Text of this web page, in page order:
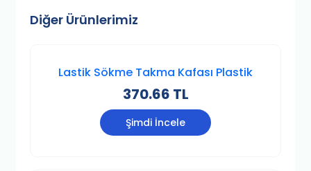
Diğer Ürünlerimiz
Lastik Sökme Takma Kafası Plastik
370.66 TL
Şimdi İncele